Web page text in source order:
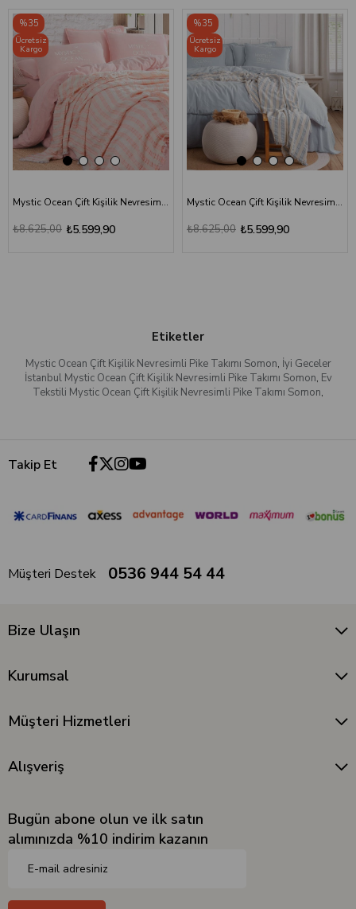
Mystic Ocean Çift Kişilik Nevresimli Pike Takımı Pudra
₺5.599,90
₺8.625,00
%35
Ücretsiz
Kargo
Mystic Ocean Çift Kişilik Nevresimli Pike Takımı - Aqua
₺5.599,90
₺8.625,00
%35
Ücretsiz
Kargo
Etiketler
Mystic Ocean Çift Kişilik Nevresimli Pike Takımı Somon, İyi Geceler
İstanbul Mystic Ocean Çift Kişilik Nevresimli Pike Takımı Somon, Ev
Tekstili Mystic Ocean Çift Kişilik Nevresimli Pike Takımı Somon,
Takip Et
Müşteri Destek 0536 944 54 44
Bize Ulaşın
Kurumsal
Müşteri Hizmetleri
Alışveriş
Bugün abone olun ve ilk satın
alımınızda %10 indirim kazanın